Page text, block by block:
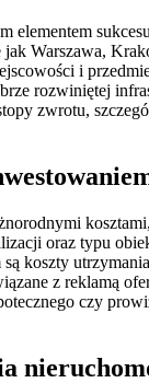
Warszawa,
i
rozwiniętej
zwrotu,
oraz typu
koszty
z reklamą
czy